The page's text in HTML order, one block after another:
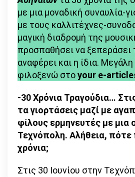
με μια μοναδική συναυλία-
με τους καλλιτέχνες-
μαγική διαδρομή της
προσπαθήσει να
αναφέρει και η ίδια.
φιλοξενώ στοyour e-
-30 Χρόνια Τραγούδια…
τα γιορτάσεις μαζί με
φίλους ερμηνευτές με μια
Τεχνόπολη. Αλήθεια, πότε
χρόνια;
Στις 30 Ιουνίου στην